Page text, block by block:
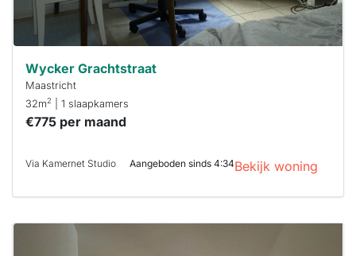
Wycker Grachtstraat
Maastricht
32m2 | 1 slaapkamers
€775 per maand
Via Kamernet Studio Aangeboden sinds 4:34Bekijk woning